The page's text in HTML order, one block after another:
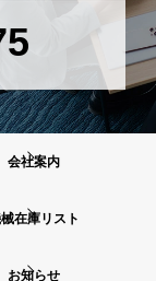
会社案内
在庫リスト
お知らせ